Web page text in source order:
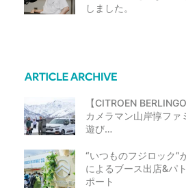
しました。
【CITROEN
カメラマン山岸惇ファ
遊び…
“いつものフジロック”
によるブース出店&パ
ポート